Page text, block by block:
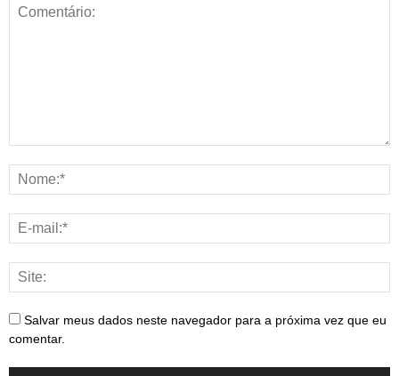
Salvar meus dados neste navegador para a próxima vez que eu
comentar.